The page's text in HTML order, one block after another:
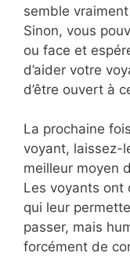
semble
Sinon, vous
ou face et
d’aider votre
d’être ouvert à
La prochaine
voyant, laissez-
meilleur moyen
Les voyants ont
qui leur
passer, mais
forcément de